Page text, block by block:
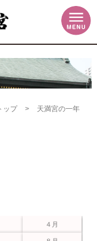
ップ > 天満宮の一年
４月